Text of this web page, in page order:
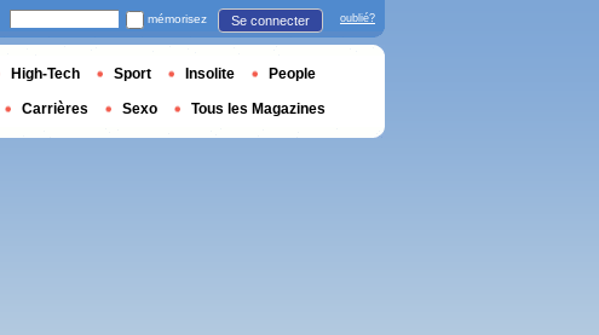
mémorisez Se connecter oublié?
High-Tech Sport Insolite People
Carrières Sexo Tous les Magazines